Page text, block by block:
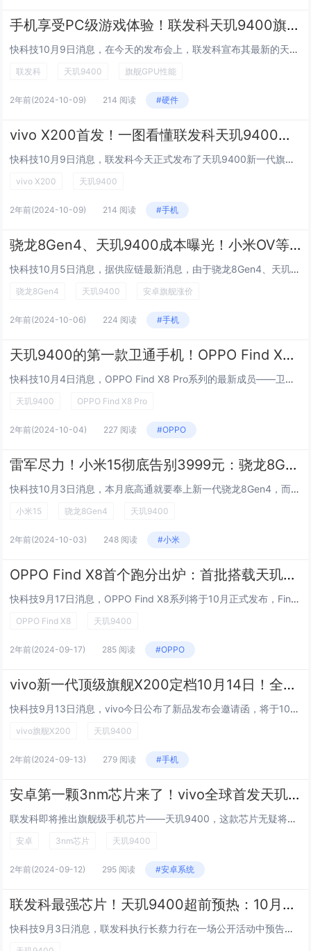
手机享受PC级游戏体验！联发科天玑9400旗舰GPU性能暴增41%
快科技10月9日消息，在今天的发布会上，联发科宣布其最新的天玑9400旗舰芯片采用旗舰级12核GPU Immortalis-G925，兼具强悍性能与超凡低功耗。手机享受PC级游戏体验！联发科天玑9400旗舰GPU性能暴增41%与前代产品天玑...
联发科 天玑9400 旗舰GPU性能
2年前(2024-10-09) 214 阅读 #硬件
vivo X200首发！一图看懂联发科天玑9400：300万跑分刷新安卓极限
快科技10月9日消息，联发科今天正式发布了天玑9400新一代旗舰芯片。新品采用台积电第二代3nm制程打造，是安卓首次3nm，配合上第二代全大核架构，安兔兔跑分轻松破300万，将由vivo X200系列首发。CPU部分采用1个主频高达3.62...
vivo X200 天玑9400
2年前(2024-10-09) 214 阅读 #手机
骁龙8Gen4、天玑9400成本曝光！小米OV等安卓旗舰都要大涨价
快科技10月5日消息，据供应链最新消息，由于骁龙8Gen4、天玑9400处理器成本提高，导致今年安卓旗舰都要涨价。据悉，联发科9400 SoC的价格约为155美元，而骁龙8 Gen 4处理器的价格约为190美元。由于台积电3nm制造工艺的相...
骁龙8Gen4 天玑9400 安卓旗舰涨价
2年前(2024-10-06) 224 阅读 #手机
天玑9400的第一款卫通手机！OPPO Find X8 Pro将配卫星通信版：与标准版同步开售
快科技10月4日消息，OPPO Find X8 Pro系列的最新成员——卫星通信版手机即将与消费者见面。 根据OPPO Find系列产品负责人周意保的最新消息，OPPO Find X8 Pro的卫星通信版本将与标准版同步上市，首销即有。周...
天玑9400 OPPO Find X8 Pro
2年前(2024-10-04) 227 阅读 #OPPO
雷军尽力！小米15彻底告别3999元：骁龙8Gen4、天玑9400成本曝光
快科技10月3日消息，本月底高通就要奉上新一代骁龙8Gen4，而小米15依然是首发机型。至于大家关心的小米15售价，其实在小米14发布会上，雷军就已表示这将是最后一款3999元起售的小米数字旗舰手机，小米希望能做出更好的手机，后续将不再卡这...
小米15 骁龙8Gen4 天玑9400
2年前(2024-10-03) 248 阅读 #小米
OPPO Find X8首个跑分出炉：首批搭载天玑9400芯片
快科技9月17日消息，OPPO Find X8系列将于10月正式发布，Find X8的首个跑分已经出炉。该机搭载天玑9400芯片，单核分数最高2889，多核最高8987，爆料称最终量产机还会进一步提升，能够带来强劲的性能体验。作为对比...
OPPO Find X8 天玑9400
2年前(2024-09-17) 285 阅读 #OPPO
vivo新一代顶级旗舰X200定档10月14日！全球首发天玑9400
快科技9月13日消息，vivo今日公布了新品发布会邀请函，将于10月14日在北京举行。vivo新一代顶级旗舰X200定档10月14日！全球首发天玑9400根据多方爆料，此次发布会将发布vivo X200系列旗舰手机，预计将包括vivo X2...
vivo旗舰X200 天玑9400
2年前(2024-09-13) 279 阅读 #手机
安卓第一颗3nm芯片来了！vivo全球首发天玑9400
联发科即将推出旗舰级手机芯片——天玑9400，这款芯片无疑将再次刷新行业标杆。作为联发科迄今为止最为强大的手机处理器，天玑9400不仅继承了前代的全大核架构精髓，更在性能与能效上实现了质的飞跃。天玑9400的核心配置令人瞩目，它搭载了1颗主...
安卓 3nm芯片 天玑9400
2年前(2024-09-12) 295 阅读 #安卓系统
联发科最强芯片！天玑9400超前预热：10月登场
快科技9月3日消息，联发科执行长蔡力行在一场公开活动中预告，联发科天玑9400将在10月登场。据悉，天玑9400由vivo X200系列首发搭载，这是联发科最强悍的手机芯片，这颗芯片首发Arm Cortex-X925超大核，性能相比X4提...